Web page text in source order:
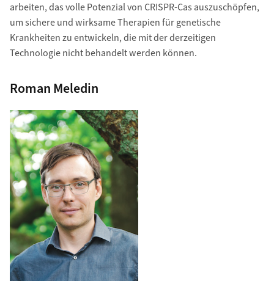
arbeiten, das volle Potenzial von CRISPR-Cas auszuschöpfen,
um sichere und wirksame Therapien für genetische
Krankheiten zu entwickeln, die mit der derzeitigen
Technologie nicht behandelt werden können.
Roman Meledin